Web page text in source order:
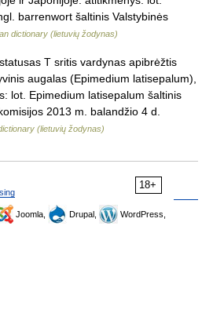
barrenwort šaltinis Valstybinės
dictionary (lietuvių žodynas)
T sritis vardynas apibrėžtis
augalas (Epimedium latisepalum),
lot. Epimedium latisepalum šaltinis
2013 m. balandžio 4 d.
(lietuvių žodynas)
18+
Joomla, Drupal,
WordPress,